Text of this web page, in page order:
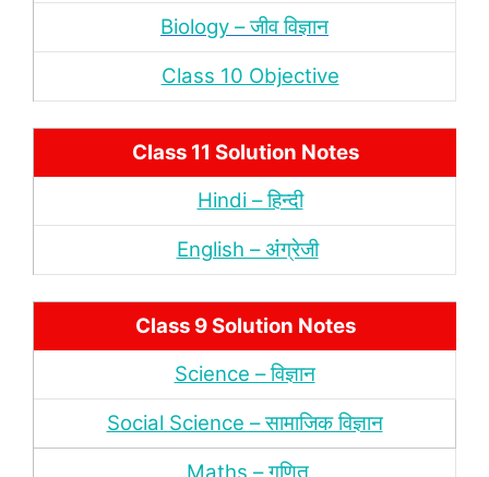
Biology – जीव विज्ञान
Class 10 Objective
Class 11 Solution Notes
Hindi – हिन्‍दी
English – अंंग्रेजी
Class 9 Solution Notes
Science – विज्ञान
Social Science – सामाजिक विज्ञान